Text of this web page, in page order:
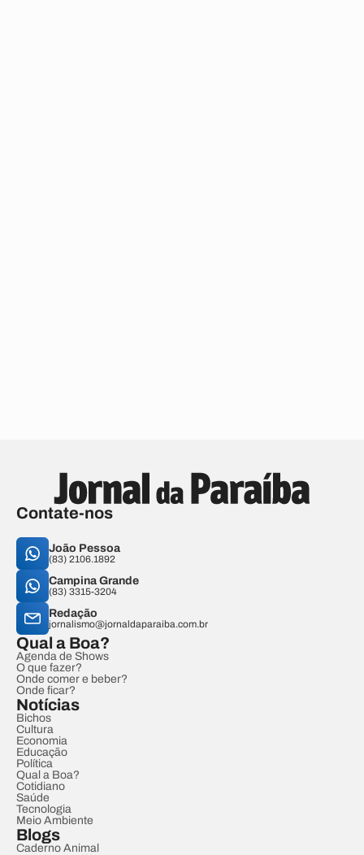
Contate-nos
João Pessoa
(83) 2106.1892
Campina Grande
(83) 3315-3204
Redação
jornalismo@jornaldaparaiba.com.br
Qual a Boa?
Agenda de Shows
O que fazer?
Onde comer e beber?
Onde ficar?
Notícias
Bichos
Cultura
Economia
Educação
Política
Qual a Boa?
Cotidiano
Saúde
Tecnologia
Meio Ambiente
Blogs
Caderno Animal